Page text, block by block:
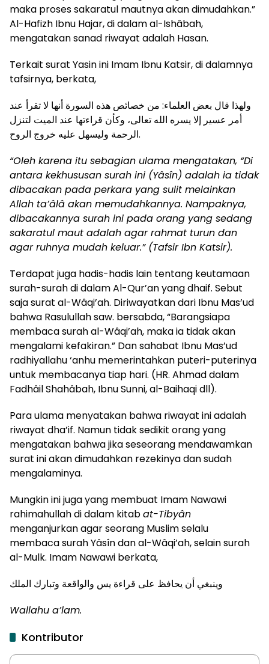
maka proses sakaratul mautnya akan dimudahkan.”
Al-Hafizh Ibnu Hajar, di dalam al-Ishâbah,
mengatakan sanad riwayat adalah Hasan.
Terkait surat Yasin ini Imam Ibnu Katsir, di dalamnya
tafsirnya, berkata,
ولهذا قال بعض العلماء: من خصائص هذه السورة أنها لا تقرأ عند
أمر عسير إلا يسره الله تعالى، وكأن قراءتها عند الميت لتنزل
الرحمة وليسهل عليه خروج الروح.
“Oleh karena itu sebagian ulama mengatakan, “Di
antara kekhususan surah ini (Yâsîn) adalah ia tidak
dibacakan pada perkara yang sulit melainkan
Allah ta’âlâ akan memudahkannya. Nampaknya,
dibacakannya surah ini pada orang yang sedang
sakaratul maut adalah agar rahmat turun dan
agar ruhnya mudah keluar.” (Tafsir Ibn Katsir).
Terdapat juga hadis-hadis lain tentang keutamaan
surah-surah di dalam Al-Qur’an yang dhaif. Sebut
saja surat al-Wâqi’ah. Diriwayatkan dari Ibnu Mas’ud
bahwa Rasulullah saw. bersabda, “Barangsiapa
membaca surah al-Wâqi’ah, maka ia tidak akan
mengalami kefakiran.” Dan sahabat Ibnu Mas’ud
radhiyallahu ‘anhu memerintahkan puteri-puterinya
untuk membacanya tiap hari. (HR. Ahmad dalam
Fadhâil Shahâbah, Ibnu Sunni, al-Baihaqi dll).
Para ulama menyatakan bahwa riwayat ini adalah
riwayat dha’if. Namun tidak sedikit orang yang
mengatakan bahwa jika seseorang mendawamkan
surat ini akan dimudahkan rezekinya dan sudah
mengalaminya.
Mungkin ini juga yang membuat Imam Nawawi
rahimahullah di dalam kitabat-Tibyân
menganjurkan agar seorang Muslim selalu
membaca surah Yâsîn dan al-Wâqi’ah, selain surah
al-Mulk. Imam Nawawi berkata,
وينبغي أن يحافظ على قراءة يس والواقعة وتبارك الملك
Wallahu a’lam.
Kontributor